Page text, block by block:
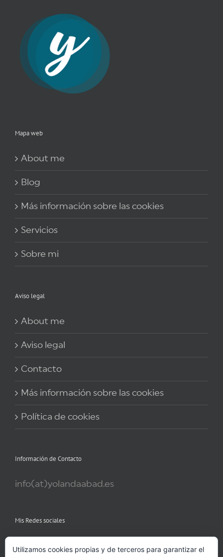
Mapa web
About me
Blog
Más información sobre las cookies
Servicios
Sobre mi
Aviso legal
About me
Aviso legal
Contacto
Más información sobre las cookies
Política de cookies
Información de Contacto
info(at)yolandaabad.es
Mis Redes sociales
Utilizamos cookies propias y de terceros para garantizar el